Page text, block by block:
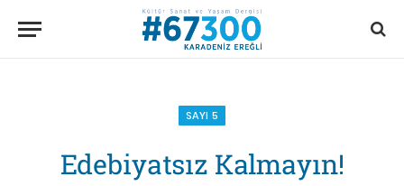
SAYI 5
Edebiyatsız Kalmayın!